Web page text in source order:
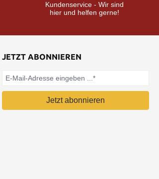
Kundenservice - Wir sind
hier und helfen gerne!
JETZT ABONNIEREN
Jetzt abonnieren